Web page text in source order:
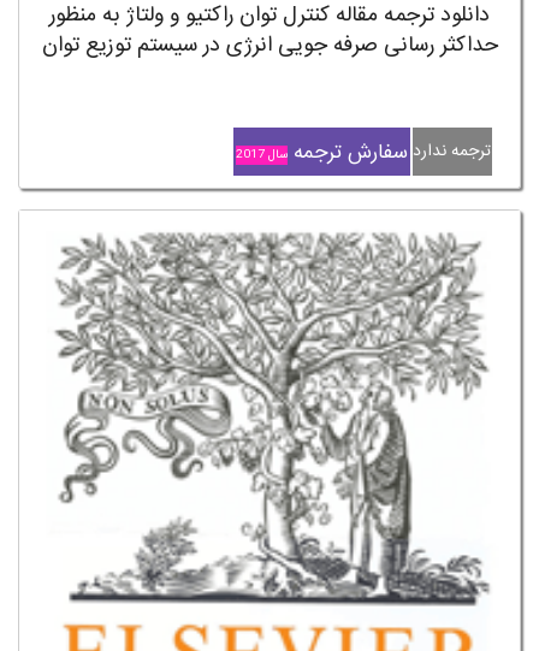
دانلود ترجمه مقاله کنترل توان راکتیو و ولتاژ به منظور
حداکثر رسانی صرفه جویی انرژی در سیستم توزیع توان
ترجمه ندارد سفارش ترجمه سال 2017